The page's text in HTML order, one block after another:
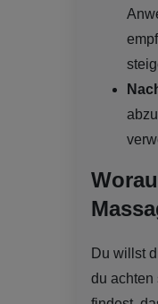
Du willst
du achten